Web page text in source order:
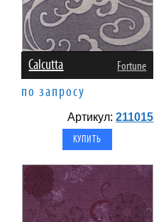
Calcutta Fortune
по запросу
Артикул:211015